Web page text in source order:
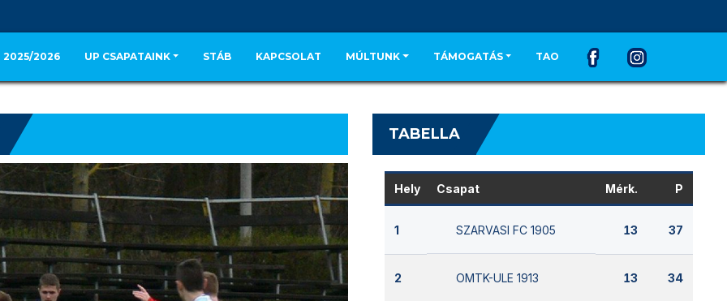
2025/2026 UP CSAPATAINK STÁB KAPCSOLAT MÚLTUNK TÁMOGATÁS TAO
TABELLA
Hely Csapat Mérk. P
1 SZARVASI FC 1905 13 37
2 OMTK-ULE 1913 13 34